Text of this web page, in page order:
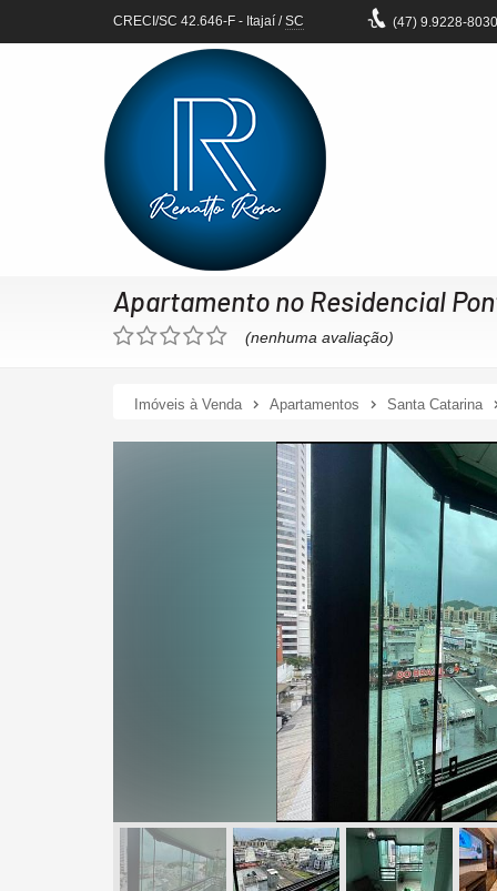
CRECI/SC 42.646-F - Itajaí /SC (47) 9.9228-8030
Apartamento no Residencial
(nenhuma avaliação)
Imóveis à Venda Apartamentos Santa Catarina